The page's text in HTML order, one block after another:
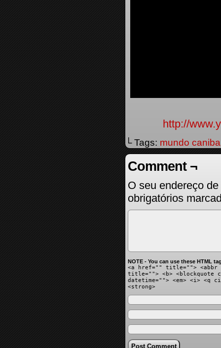
http://
└ Tags: mundo
Comment ¬
O seu endereço
obrigatórios
NOTE - You can use these HTML
<a href="" title=""> <abbr
title=""> <b> <blockquote
datetime=""> <em> <i> <q
<strong>